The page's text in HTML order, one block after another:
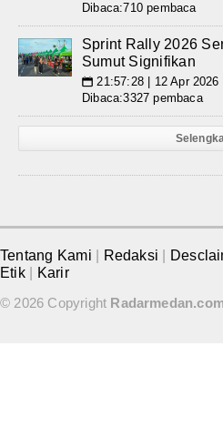
Dibaca:710 pembaca
Sprint Rally 2026
Sumut Signifikan
📅 21:57:28 | 12 Apr 2026
Dibaca:3327 pembaca
Tentang Kami Redaksi
Etik
Karir
© 2026 Copyright